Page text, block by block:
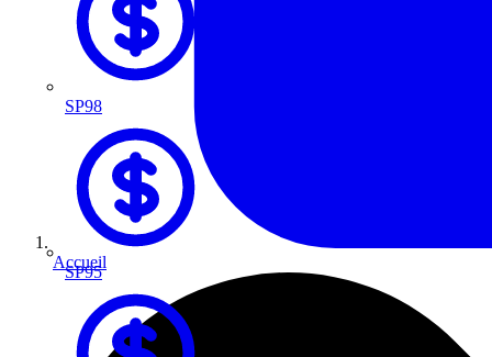
SP98
SP95
Accueil